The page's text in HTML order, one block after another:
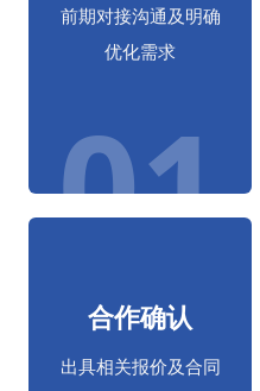
前期对接沟通及明确
优化需求
01
合作确认
出具相关报价及合同